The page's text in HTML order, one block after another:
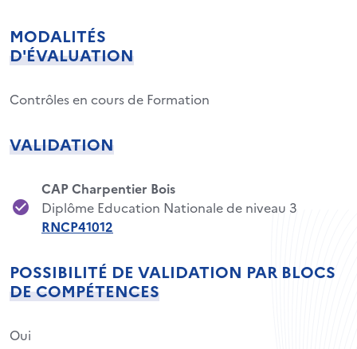
MODALITÉS
D'ÉVALUATION
Contrôles en cours de Formation
VALIDATION
CAP Charpentier Bois
Diplôme Education Nationale de niveau 3
RNCP41012
POSSIBILITÉ DE VALIDATION PAR BLOCS
DE COMPÉTENCES
Oui